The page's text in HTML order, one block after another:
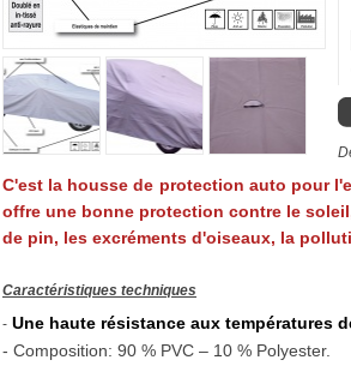
C'est la housse de protection auto pour
offre une bonne protection contre le
de pin, les excréments d'oiseaux, la
Caractéristiques techniques
- Une haute résistance aux températures
- Composition: 90 % PVC – 10 % Polyester.